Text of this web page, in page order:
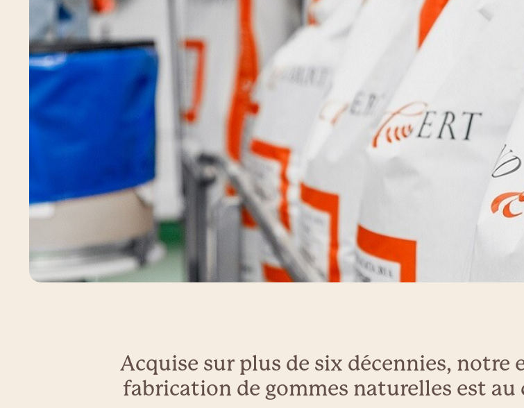
Acquise sur plus de six décennies, notre
fabrication de gommes naturelles est